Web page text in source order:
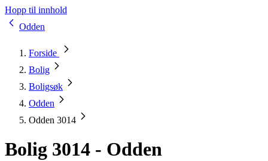
Hopp til innhold
Odden
Forside
Bolig
Boligsøk
Odden
Odden 3014
Bolig 3014 - Odden